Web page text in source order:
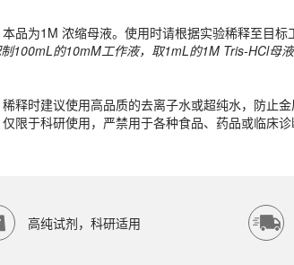
本品为1M 浓缩母液。使用时请根据实验稀释至目
100mL的10mM工作液，取1mL的1M Tris-HCl母
稀释时建议使用高品质的去离子水或超纯水，防止金
仅限于科研使用，严禁用于各种食品、药品或临床
高纯试剂，科研适用